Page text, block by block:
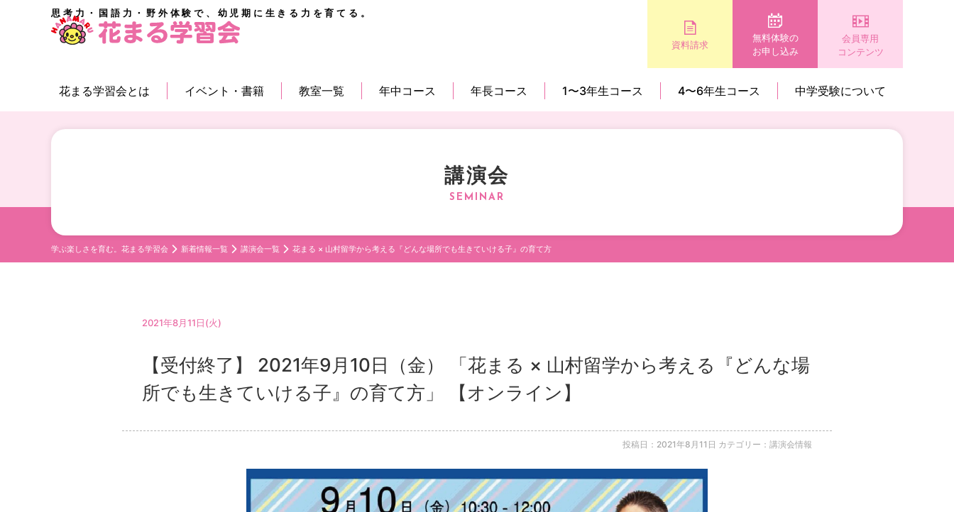
思考力・国語力・野外体験で、幼児期に生きる力を育てる。
資料請求
無料体験の
お申し込み
会員専用
コンテンツ
花まる学習会とは イベント・書籍 教室一覧 年中コース 年長コース 1〜3年生コース 4〜6年生コース 中学受験について
講演会
学ぶ楽しさを育む。花まる学習会 新着情報一覧 講演会一覧 花まる × 山村留学から考える『どんな場所でも生きていける子』の育て方
2021年8月11日(火)
【受付終了】 2021年9月10日（金） 「花まる × 山村留学から考える『どんな場
所でも生きていける子』の育て方」 【オンライン】
投稿日：2021年8月11日 カテゴリー：講演会情報